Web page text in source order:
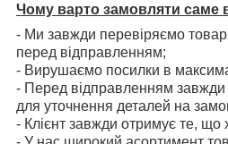
Чому варто замовляти саме
- Ми завжди перевіряємо товар
перед відправленням;
- Вирушаємо посилки в
- Перед відправленням завжди
для уточнення деталей на
- Клієнт завжди отримує те, що